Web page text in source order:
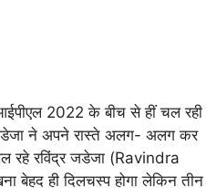
2022 के बीच से हीं चल रही
जडेजा ने अपने रास्ते अलग- अलग कर
रहे रविंद्र जडेजा (Ravindra
ही दिलचस्प होगा लेकिन तीन